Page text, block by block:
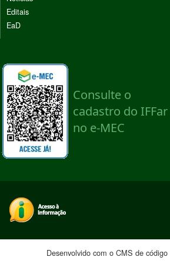
Editais
EaD
Desenvolvido com o CMS de